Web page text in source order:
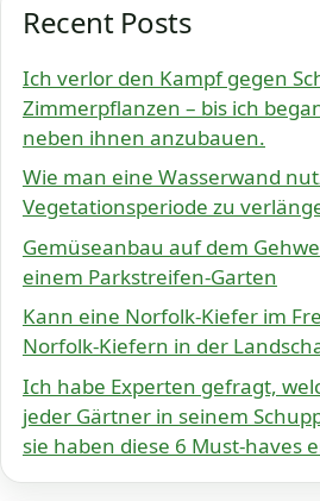
Recent Posts
Ich verlor den Kampf gegen
Zimmerpflanzen – bis ich
neben ihnen anzubauen.
Wie man eine Wasserwand
Vegetationsperiode zu
Gemüseanbau auf dem
einem Parkstreifen-Garten
Kann eine Norfolk-Kiefer im
Norfolk-Kiefern in der
Ich habe Experten gefragt,
jeder Gärtner in seinem
sie haben diese 6 Must-haves